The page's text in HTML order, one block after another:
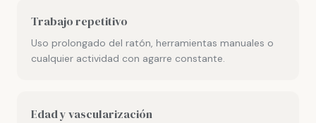
Trabajo repetitivo
Uso prolongado del ratón, herramientas manuales o
cualquier actividad con agarre constante.
Edad y vascularización